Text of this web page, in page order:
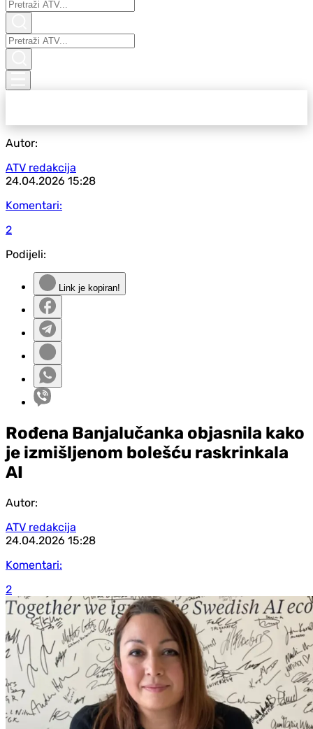
Autor:
ATV redakcija
24.04.2026 15:28
Komentari:
2
Podijeli:
Link je kopiran!
Rođena Banjalučanka objasnila kako
je izmišljenom bolešću raskrinkala
AI
Autor:
ATV redakcija
24.04.2026 15:28
Komentari:
2